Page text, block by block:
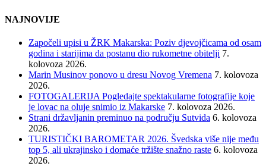
NAJNOVIJE
Započeli upisi u ŽRK Makarska: Poziv djevojčicama od osam
godina i starijima da postanu dio rukometne obitelji 7.
kolovoza 2026.
Marin Musinov ponovo u dresu Novog Vremena 7. kolovoza
2026.
FOTOGALERIJA Pogledajte spektakularne fotografije koje
je lovac na oluje snimio iz Makarske 7. kolovoza 2026.
Strani državljanin preminuo na području Sutvida 6. kolovoza
2026.
TURISTIČKI BAROMETAR 2026. Švedska više nije među
top 5, ali ukrajinsko i domaće tržište snažno raste 6. kolovoza
2026.